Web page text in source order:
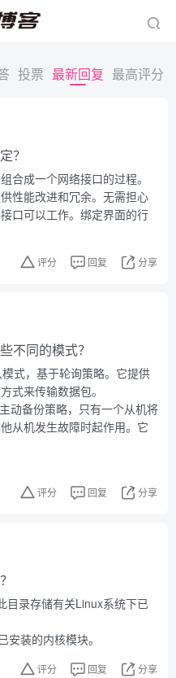
投票 最新回复 最高评分
？
合成一个网络接口的过程。
性能改进和冗余。无需担心
口可以工作。绑定界面的行
评分 回复 分享
不同的模式？
式，基于轮询策略。它提供
式来传输数据包。
动备份策略，只有一个从机将
从机发生故障时起作用。它
评分 回复 分享
目录存储有关Linux系统下已
装的内核模块。
评分 回复 分享